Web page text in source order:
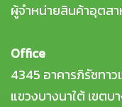
ผู้จำหน่ายสินค้าอุตส
Office
4345 อาคารภิรัชทา
แขวงบางนาใต้ เขต